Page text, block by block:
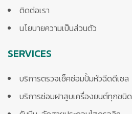
ติดต่อเรา
นโยบายความเป็นส่วนตัว
SERVICES
บริการตรวจเช็คซ่อมปั้มหัวฉีดดีเซล
บริการซ่อมฝาสูบเครื่องยนต์ทุกชนิด